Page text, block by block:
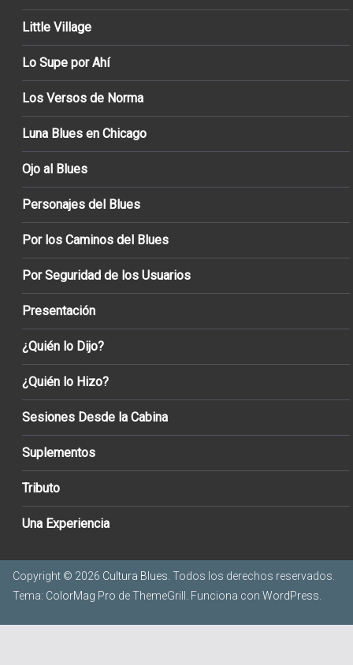
Little Village
Lo Supe por Ahí
Los Versos de Norma
Luna Blues en Chicago
Ojo al Blues
Personajes del Blues
Por los Caminos del Blues
Por Seguridad de los Usuarios
Presentación
¿Quién lo Dijo?
¿Quién lo Hizo?
Sesiones Desde la Cabina
Suplementos
Tributo
Una Experiencia
Copyright © 2026 Cultura Blues . Todos los derechos reservados.
Tema: ColorMag Pro de ThemeGrill. Funciona con WordPress